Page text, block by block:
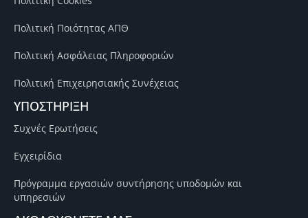
Πολιτική Ποιότητας ΑΠΘ
Πολιτική Ασφάλειας Πληροφοριών
Πολιτική Επιχειρησιακής Συνέχειας
ΥΠΟΣΤΗΡΙΞΗ
Συχνές Ερωτήσεις
Εγχειρίδια
Πρόγραμμα εργασιών συντήρησης υποδομών και
υπηρεσιών